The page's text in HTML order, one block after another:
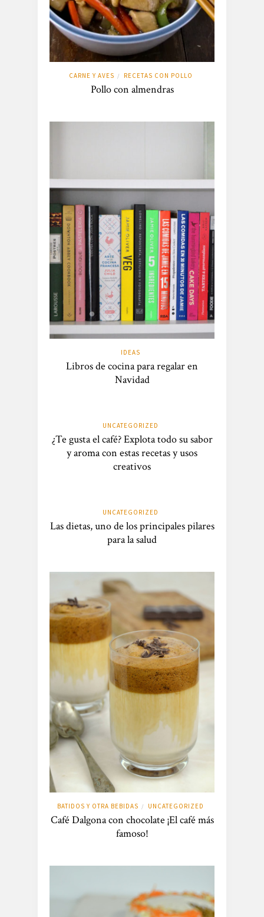
CARNE Y AVES / RECETAS CON POLLO
Pollo con almendras
IDEAS
Libros de cocina para regalar en
Navidad
UNCATEGORIZED
¿Te gusta el café? Explota todo su sabor
y aroma con estas recetas y usos
creativos
UNCATEGORIZED
Las dietas, uno de los principales pilares
para la salud
BATIDOS Y OTRA BEBIDAS / UNCATEGORIZED
Café Dalgona con chocolate ¡El café más
famoso!